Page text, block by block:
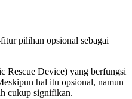
pilihan opsional sebagai
Rescue Device) yang berfungsi
hal itu opsional, namun
cukup signifikan.